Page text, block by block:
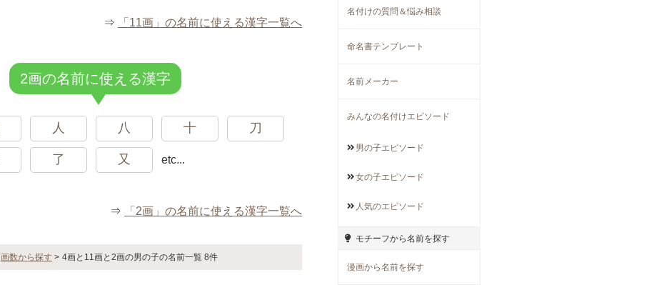
⇒ 「11画」の名前に使える漢字一覧へ
2画の名前に使える漢字
人 八 十 刀
了 又 etc...
⇒ 「2画」の名前に使える漢字一覧へ
画数から探す > 4画と11画と2画の男の子の名前一覧 8件
名付けの質問＆悩み相談
命名書テンプレート
名前メーカー
みんなの名付けエピソード
男の子エピソード
女の子エピソード
人気のエピソード
モチーフから名前を探す
漫画から名前を探す